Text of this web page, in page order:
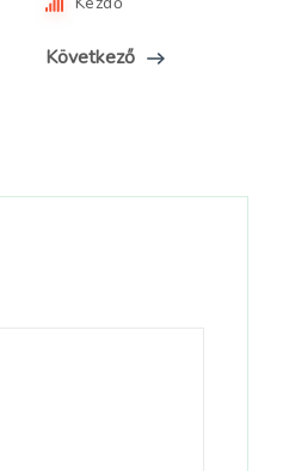
Következő